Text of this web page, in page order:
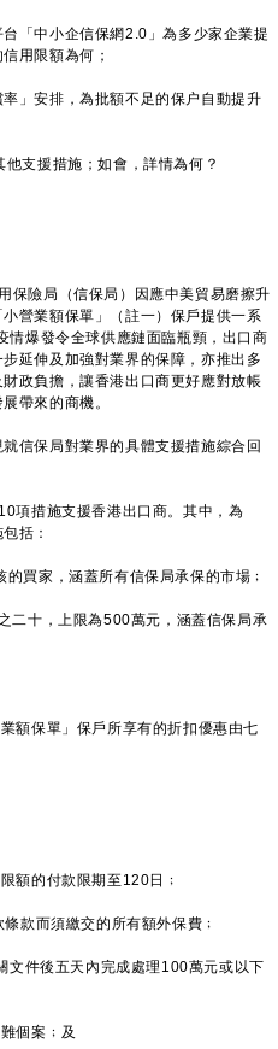
「中小企信保網2.0」為多少家企業提
用限額為何；
」安排，為批額不足的保户自動提升
他支援措施；如會，詳情為何？
險局（信保局）因應中美貿易磨擦升
營業額保單」（註一）保戶提供一系
爆發令全球供應鏈面臨瓶頸，出口商
延伸及加強對業界的保障，亦推出多
政負擔，讓香港出口商更好應對放帳
帶來的商機。
保局對業界的具體支援措施綜合回
項措施支援香港出口商。其中，為
括：
買家，涵蓋所有信保局承保的市場﹔
二十，上限為500萬元，涵蓋信保局承
額保單」保戶所享有的折扣優惠由七
額的付款限期至120日﹔
款而須繳交的所有額外保費﹔
文件後五天內完成處理100萬元或以下
個案﹔及